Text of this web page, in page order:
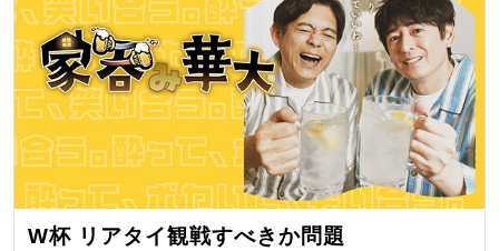
W杯 リアタイ観戦すべきか問題